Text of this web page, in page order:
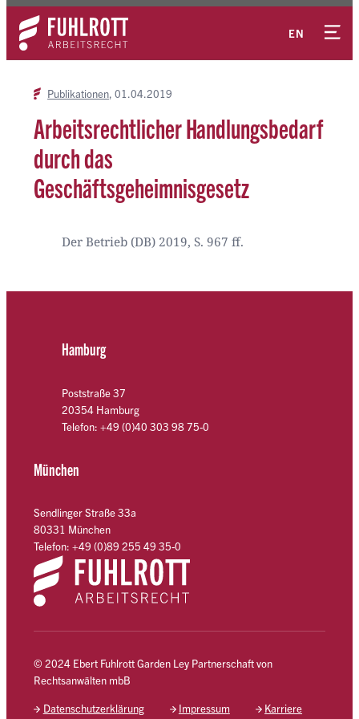
Zum
Inhalt
springen
EN
Kontakt
Publikationen 01.04.2019
Arbeitsrechtlicher Handlungsbedarf
durch das
Geschäftsgeheimnisgesetz
Der Betrieb (DB) 2019, S. 967 ff.
Hamburg
Poststraße 37
20354 Hamburg
Telefon: +49 (0)40 303 98 75-0
München
Sendlinger Straße 33a
80331 München
Telefon: +49 (0)89 255 49 35-0
© 2024 Ebert Fuhlrott Garden Ley Partnerschaft von
Rechtsanwälten mbB
Datenschutzerklärung Impressum Karriere